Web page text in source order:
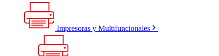
Impresoras y Multifuncionales